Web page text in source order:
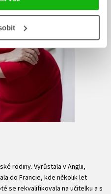
rodiny. Vyrůstala v Anglii,
do Francie, kde několik let
se rekvalifikovala na učitelku a s